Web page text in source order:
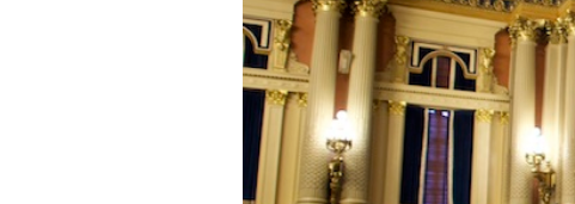
Mondiali calcio 2026